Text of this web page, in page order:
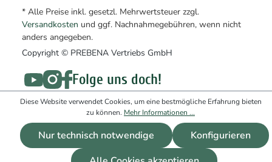
* Alle Preise inkl. gesetzl. Mehrwertsteuer zzgl.
Versandkosten und ggf. Nachnahmegebühren, wenn nicht
anders angegeben.
Copyright © PREBENA Vertriebs GmbH
Folge uns doch!
Diese Website verwendet Cookies, um eine bestmögliche Erfahrung bieten
zu können. Mehr Informationen ...
Nur technisch notwendige
Konfigurieren